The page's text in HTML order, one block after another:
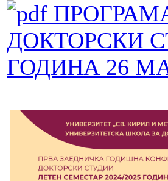
ДОКТОРСКИ
ГОДИНА 26